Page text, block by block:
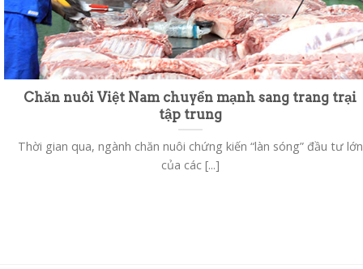
Chăn nuôi Việt Nam chuyển mạnh sang trang trại
tập trung
Thời gian qua, ngành chăn nuôi chứng kiến “làn sóng” đầu tư lớn
của các [...]